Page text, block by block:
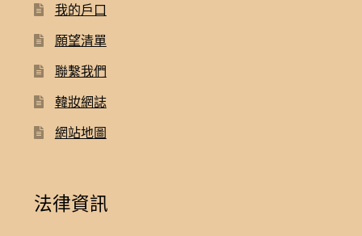
我的戶口
願望清單
聯繫我們
韓妝網誌
網站地圖
法律資訊